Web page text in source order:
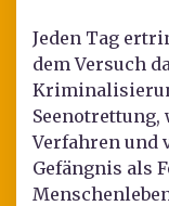
Jeden Tag
dem Versuch
Verfahren und
Gefängnis als